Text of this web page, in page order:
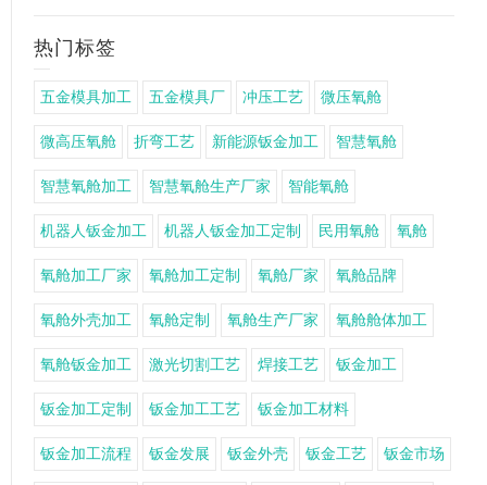
热门标签
五金模具加工 五金模具厂 冲压工艺 微压氧舱
微高压氧舱 折弯工艺 新能源钣金加工 智慧氧舱
智慧氧舱加工 智慧氧舱生产厂家 智能氧舱
机器人钣金加工 机器人钣金加工定制 民用氧舱 氧舱
氧舱加工厂家 氧舱加工定制 氧舱厂家 氧舱品牌
氧舱外壳加工 氧舱定制 氧舱生产厂家 氧舱舱体加工
氧舱钣金加工 激光切割工艺 焊接工艺 钣金加工
钣金加工定制 钣金加工工艺 钣金加工材料
钣金加工流程 钣金发展 钣金外壳 钣金工艺 钣金市场